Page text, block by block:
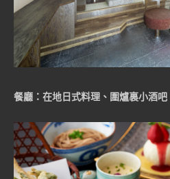
餐廳： 在地日式料理、圍爐裏小酒吧